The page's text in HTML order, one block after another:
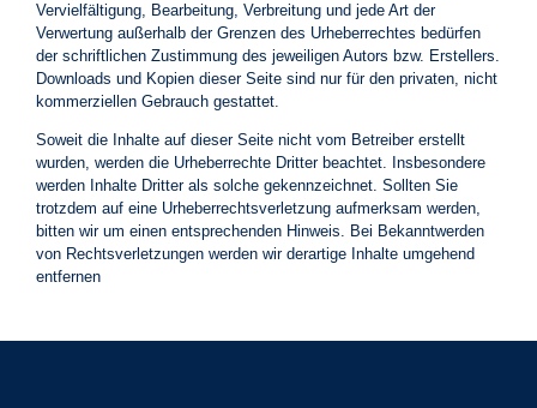
Vervielfältigung, Bearbeitung, Verbreitung und jede Art der
Verwertung außerhalb der Grenzen des Urheberrechtes bedürfen
der schriftlichen Zustimmung des jeweiligen Autors bzw. Erstellers.
Downloads und Kopien dieser Seite sind nur für den privaten, nicht
kommerziellen Gebrauch gestattet.
Soweit die Inhalte auf dieser Seite nicht vom Betreiber erstellt
wurden, werden die Urheberrechte Dritter beachtet. Insbesondere
werden Inhalte Dritter als solche gekennzeichnet. Sollten Sie
trotzdem auf eine Urheberrechtsverletzung aufmerksam werden,
bitten wir um einen entsprechenden Hinweis. Bei Bekanntwerden
von Rechtsverletzungen werden wir derartige Inhalte umgehend
entfernen